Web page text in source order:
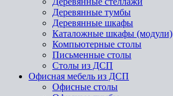
Деревянные тумбы
Деревянные шкафы
Каталожные шкафы (модули)
Компьютерные столы
Письменные столы
Столы из ДСП
Офисная мебель из ДСП
Офисные столы